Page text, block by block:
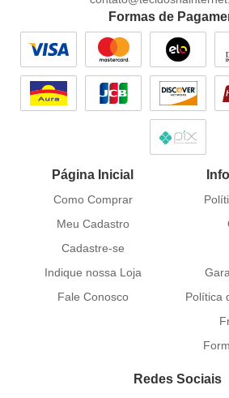
Formas de
Página Inicial
Como Comprar
Meu Cadastro
Cadastre-se
Indique nossa Loja
Fale Conosco
Política
Redes Sociais